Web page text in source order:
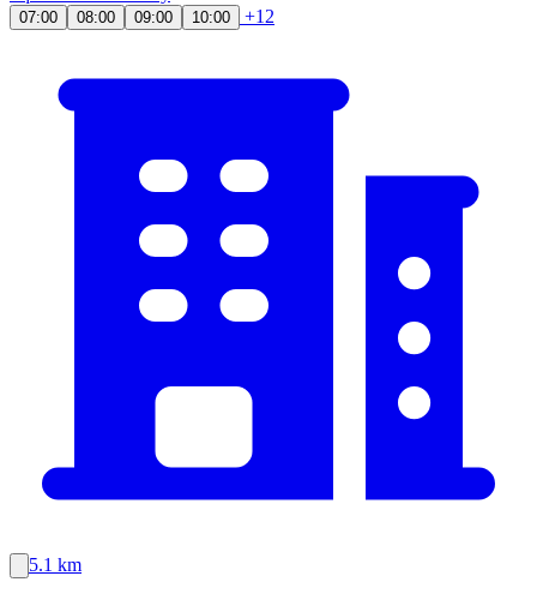
07:00 08:00 09:00 10:00 +12
5.1 km